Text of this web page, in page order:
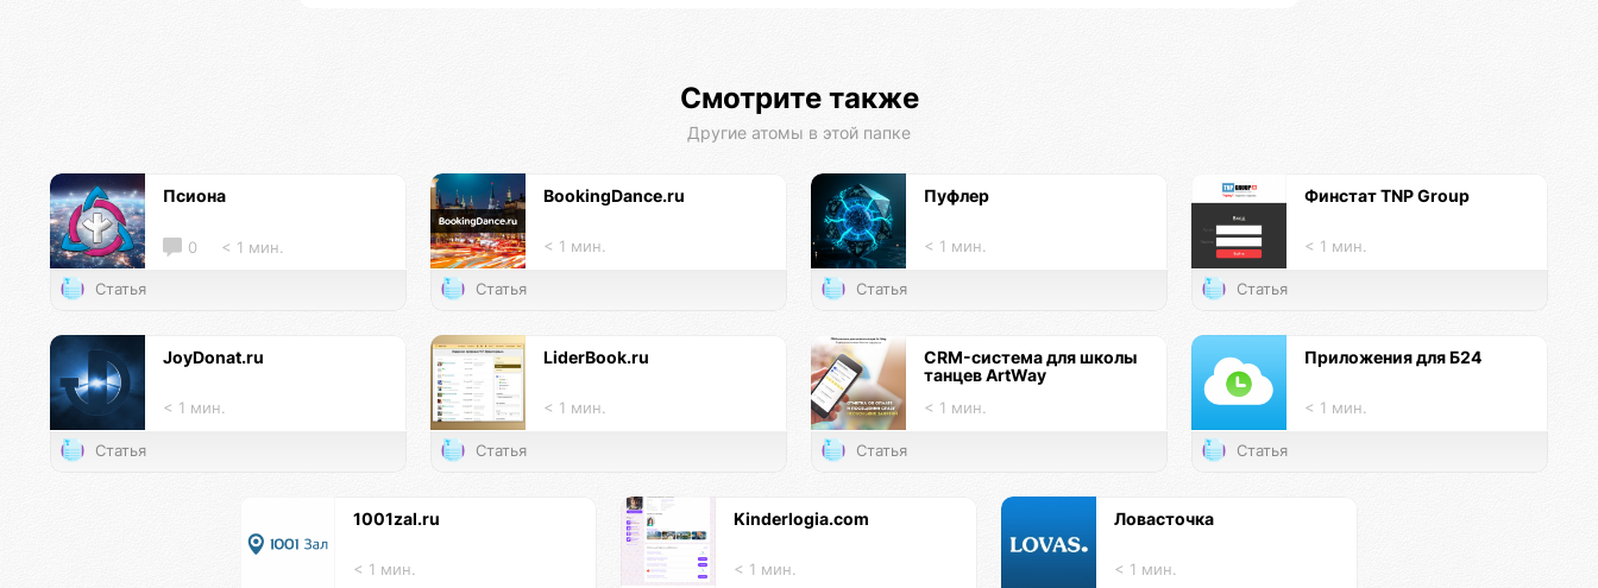
Смотрите также
Другие атомы в этой папке
Псиона
0 < 1 мин.
Статья
BookingDance.ru
< 1 мин.
Статья
Пуфлер
< 1 мин.
Статья
Финстат TNP Group
< 1 мин.
Статья
JoyDonat.ru
< 1 мин.
Статья
LiderBook.ru
< 1 мин.
Статья
CRM-система для школы
танцев ArtWay
< 1 мин.
Статья
Приложения для Б24
< 1 мин.
Статья
1001zal.ru
< 1 мин.
Kinderlogia.com
< 1 мин.
Ловасточка
< 1 мин.